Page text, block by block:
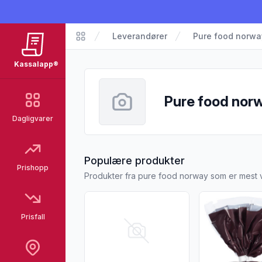
Kassalapp®
Dagligvarer
Prishopp
Prisfall
Kassalapp
Leverandører Pure food
Pure food
Populære produkterfra Pure food
Produkter fra pure food norway som er mest
Vis flere detaljer for produktet "Minibrød
Vis flere